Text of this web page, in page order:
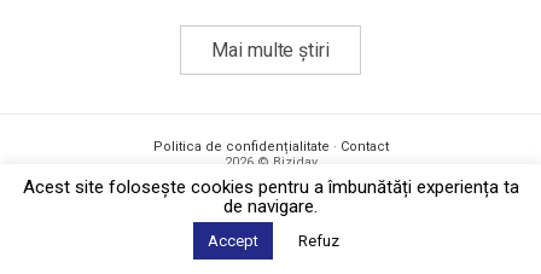
Mai multe știri
Politica de confidențialitate · Contact
2026 © Biziday
Acest site foloseşte cookies pentru a îmbunătăți experiența ta
de navigare.
Accept Refuz